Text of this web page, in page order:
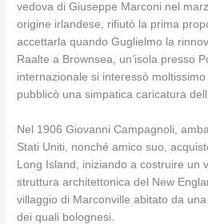
vedova di Giuseppe Marconi nel
origine irlandese, rifiutò la prima
accettarla quando Guglielmo la
Raalte a Brownsea, un’isola presso
internazionale si interessò moltissimo
pubblicò una simpatica caricatura
Nel 1906 Giovanni Campagnoli,
Stati Uniti, nonché amico suo,
Long Island, iniziando a costruire un
struttura architettonica del New
villaggio di Marconville abitato da
dei quali bolognesi.